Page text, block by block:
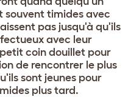
souvent timides avec
pas jusqu'à qu'ils
avec leur
coin douillet pour
de rencontrer le plus
sont jeunes pour
plus tard.